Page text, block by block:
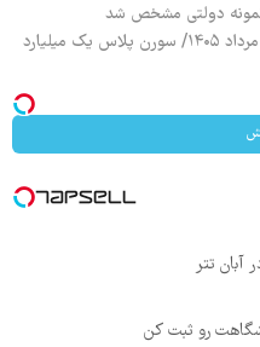
نمونه دولتی مشخص شد
قیمت محصولات ایران خودرو شنبه ۱۰ مرداد ۱۴۰۵/ سورن پلاس یک میلیارد